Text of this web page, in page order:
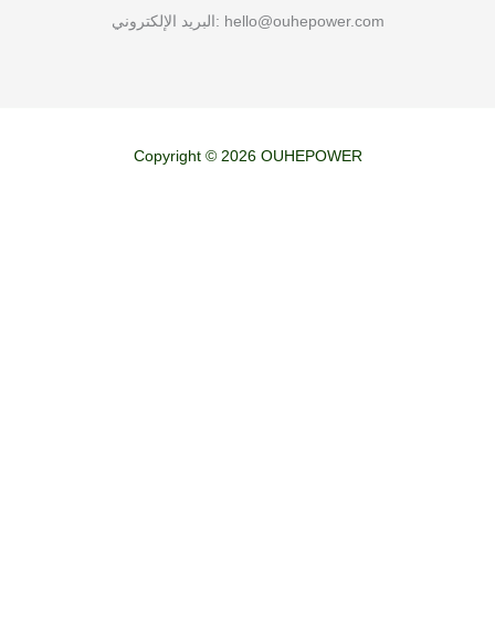
البريد الإلكتروني: hello@ouhepower.com
Copyright © 2026 OUHEPOWER